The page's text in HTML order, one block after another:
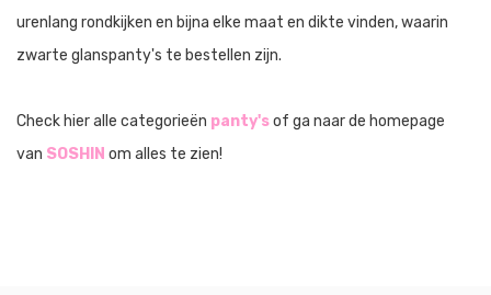
urenlang rondkijken en bijna elke maat en dikte vinden, waarin
zwarte glanspanty's te bestellen zijn.
Check hier alle categorieën panty'sof ga naar de homepage
van SOSHIN om alles te zien!